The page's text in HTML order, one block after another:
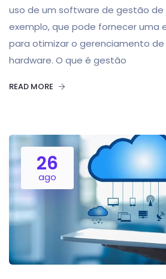
uso de um software de gestão de
exemplo, que pode fornecer uma
para otimizar o gerenciamento
hardware. O que é gestão
READ MORE
26
ago